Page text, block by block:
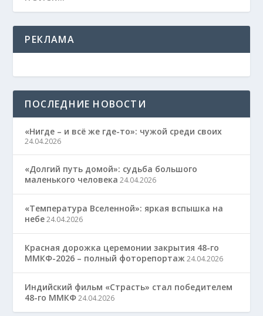
РЕКЛАМА
ПОСЛЕДНИЕ НОВОСТИ
«Нигде – и всё же где-то»: чужой среди своих
24.04.2026
«Долгий путь домой»: судьба большого
маленького человека 24.04.2026
«Температура Вселенной»: яркая вспышка на
небе 24.04.2026
Красная дорожка церемонии закрытия 48-го
ММКФ-2026 – полный фоторепортаж 24.04.2026
Индийский фильм «Страсть» стал победителем
48-го ММКФ 24.04.2026